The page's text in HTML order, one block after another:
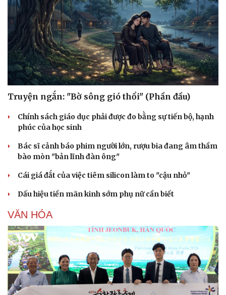
Sân khấu - Điện ảnh
Văn học
Âm nhạc
Di sản
Nghệ sĩ
Thời trang
Sao Việt
Truyện ngắn: "Bờ sông gió thổi" (Phần đầu)
Chính sách giáo dục phải được đo bằng sự tiến bộ, hạnh
phúc của học sinh
Bác sĩ cảnh báo phim người lớn, rượu bia đang âm thầm
bào mòn "bản lĩnh đàn ông"
Cái giá đắt của việc tiêm silicon làm to "cậu nhỏ"
Dấu hiệu tiền mãn kinh sớm phụ nữ cần biết
VĂN HÓA